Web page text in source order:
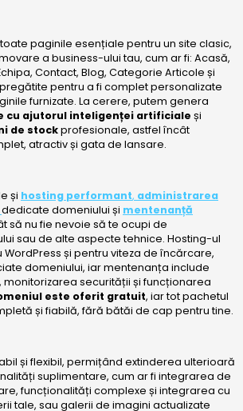
paginile esențiale pentru un site clasic,
a business-ului tau, cum ar fi: Acasă,
Contact, Blog, Categorie Articole și
pentru a fi complet personalizate
furnizate. La cerere, putem genera
cu ajutorul inteligenței artificiale și
de stockprofesionale, astfel încât
atractiv și gata de lansare.
și hosting performant, administrarea
dedicate domeniului și mentenanță
să nu fie nevoie să te ocupi de
sau de alte aspecte tehnice. Hosting-ul
și pentru viteza de încărcare,
domeniului, iar mentenanța include
securității și funcționarea
este oferit gratuit, iar tot pachetul
și fiabilă, fără bătăi de cap pentru tine.
și flexibil, permițând extinderea ulterioară
suplimentare, cum ar fi integrarea de
funcționalități complexe și integrarea cu
tale, sau galerii de imagini actualizate